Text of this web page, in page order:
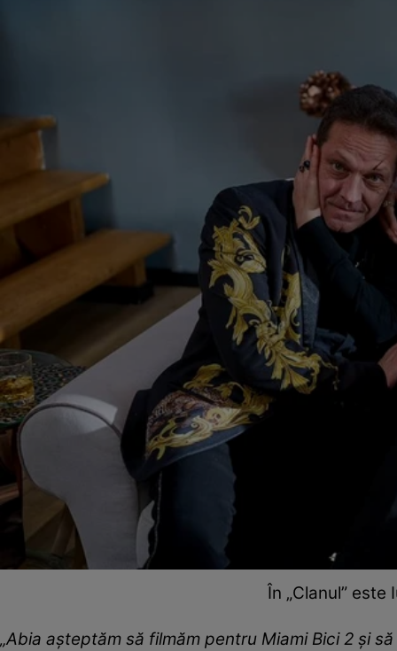
În „Clanul”
„Abia aşteptăm să filmăm pentru Miami Bici 2 şi